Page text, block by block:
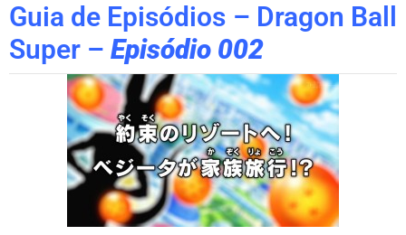
Guia de Episódios – Dragon Ball
Super – Episódio 002